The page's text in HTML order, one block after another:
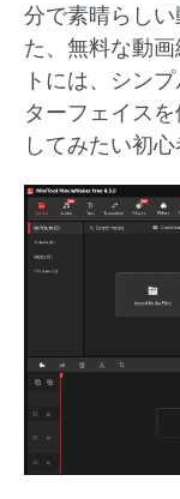
分で素晴らし
た、無料な動
トには、シン
ターフェイス
してみたい初